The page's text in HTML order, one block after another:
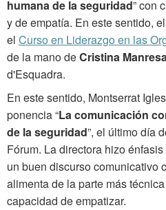
humana de la seguridad” con
y de empatía. En este sentido,
el Curso en Liderazgo en las
de la mano deCristina
d'Esquadra.
En este sentido, Montserrat
ponencia “La comunicación
de la seguridad”, el último día
Fórum. La directora hizo
un buen discurso comunicativo
alimenta de la parte más
capacidad de empatizar.